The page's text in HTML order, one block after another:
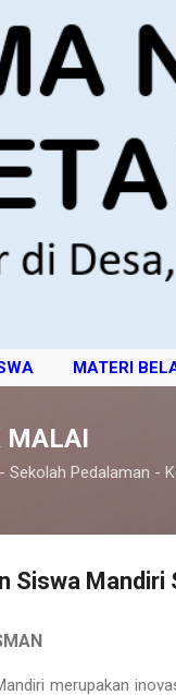
MATERI
MALAI
Sekolah Pedalaman -
Siswa Mandiri
merupakan